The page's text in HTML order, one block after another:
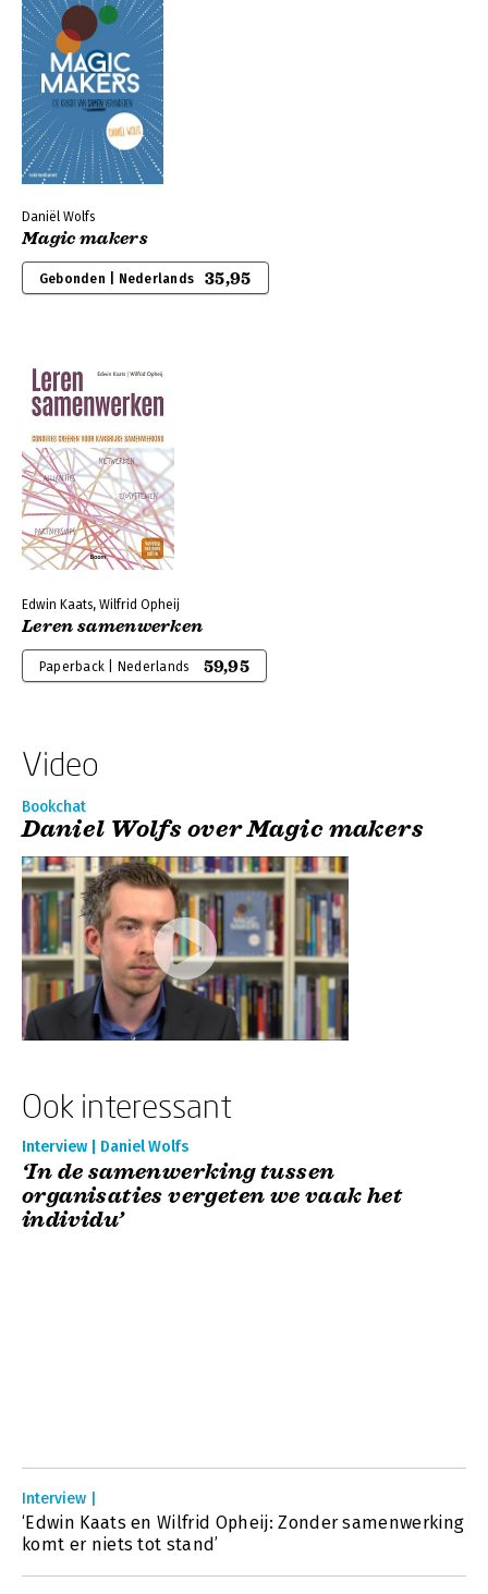
Daniël Wolfs
Magic makers
Gebonden | Nederlands 35,95
Edwin Kaats, Wilfrid Opheij
Leren samenwerken
Paperback | Nederlands 59,95
Video
Bookchat
Daniel Wolfs over Magic makers
Ook interessant
Interview | Daniel Wolfs
‘In de samenwerking tussen
organisaties vergeten we vaak het
individu’
Interview |
‘Edwin Kaats en Wilfrid Opheij: Zonder samenwerking
komt er niets tot stand’